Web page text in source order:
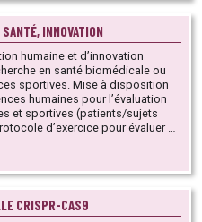
INNOVATION
humaine et d’innovation
en santé biomédicale ou
Mise à disposition
humaines pour l’évaluation
et sportives (patients/sujets
CRISPR-CAS9